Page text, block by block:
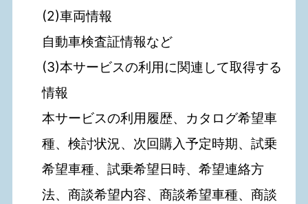
(2)車両情報
自動車検査証情報など
(3)本サービスの利用に関連して取得する
情報
本サービスの利用履歴、カタログ希望車
種、検討状況、次回購入予定時期、試乗
希望車種、試乗希望日時、希望連絡方
法、商談希望内容、商談希望車種、商談